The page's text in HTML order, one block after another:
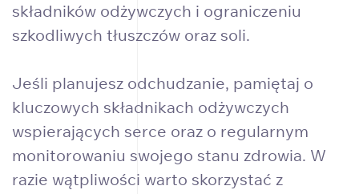
składników odżywczych i ograniczeniu
szkodliwych tłuszczów oraz soli.
Jeśli planujesz odchudzanie, pamiętaj o
kluczowych składnikach odżywczych
wspierających serce oraz o regularnym
monitorowaniu swojego stanu zdrowia. W
razie wątpliwości warto skorzystać z